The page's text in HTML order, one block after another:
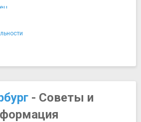
крепость "Орешек"
- Советы и